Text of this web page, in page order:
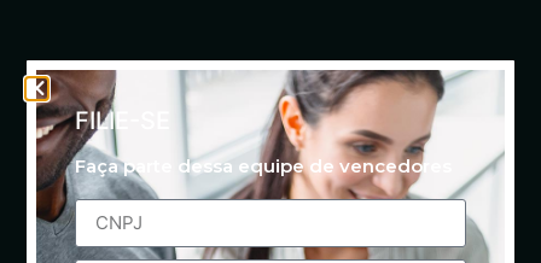
FILIE-SE
Faça parte dessa equipe de vencedores